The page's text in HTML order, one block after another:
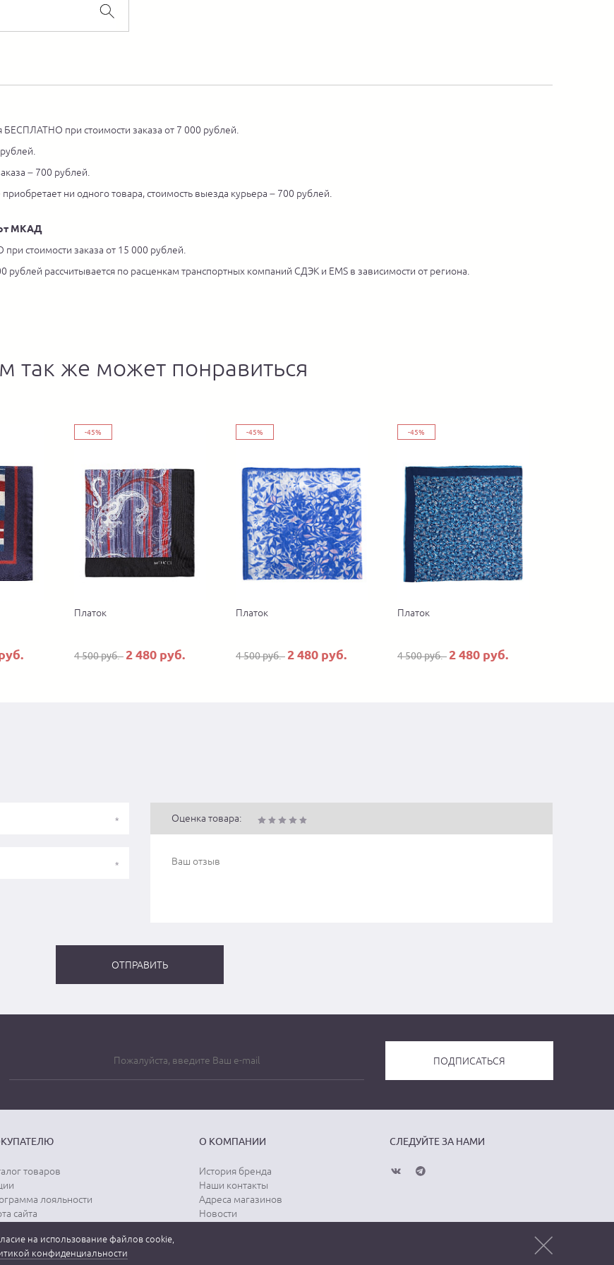
БЕСПЛАТНО при стоимости заказа от 7 000 рублей.
– 700 рублей.
ни одного товара, стоимость выезда курьера – 700 рублей.
от МКАД
стоимости заказа от 15 000 рублей.
рублей рассчитывается по расценкам транспортных компаний СДЭК и EMS в зависимости от региона.
так же может понравиться
-45%
Платок
4 500 руб. 2 480 руб.
-45%
Платок
4 500 руб. 2 480 руб.
-45%
Платок
4 500 руб. 2 480 руб.
Оценка товара:
товаров
лояльности
сайта
о товарах
О КОМПАНИИ
История бренда
Наши контакты
Адреса магазинов
Новости
СЛЕДУЙТЕ ЗА НАМИ
на использование файлов cookie,
конфиденциальности